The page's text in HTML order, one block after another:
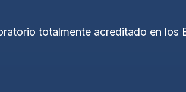
totalmente acreditado en los